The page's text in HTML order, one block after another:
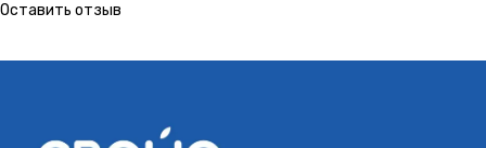
Оставить отзыв